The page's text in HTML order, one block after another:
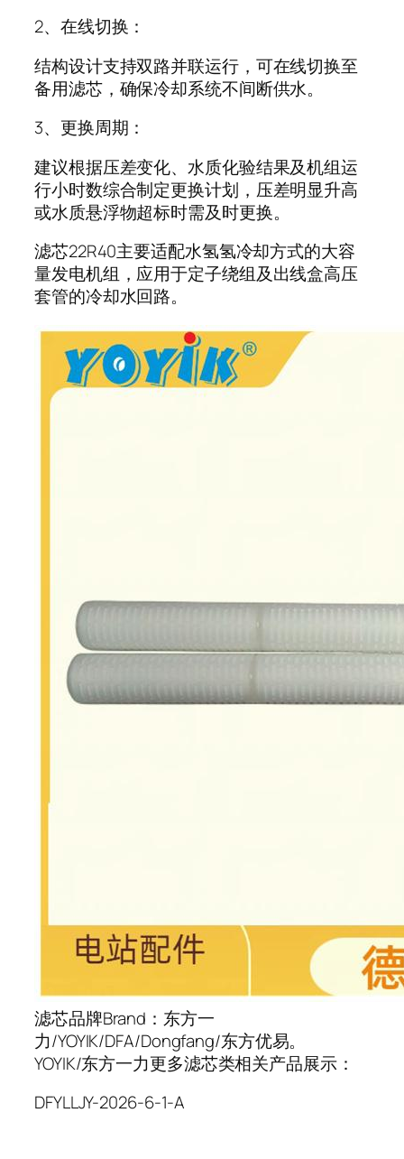
2、在线切换：
结构设计支持双路并联运行，可在线切换至
备用滤芯，确保冷却系统不间断供水。
3、更换周期：
建议根据压差变化、水质化验结果及机组运
行小时数综合制定更换计划，压差明显升高
或水质悬浮物超标时需及时更换。
滤芯22R40主要适配水氢氢冷却方式的大容
量发电机组，应用于定子绕组及出线盒高压
套管的冷却水回路。
滤芯品牌Brand：东方一
力/YOYIK/DFA/Dongfang/东方优易。
YOYIK/东方一力更多滤芯类相关产品展示：
DFYLLJY-2026-6-1-A